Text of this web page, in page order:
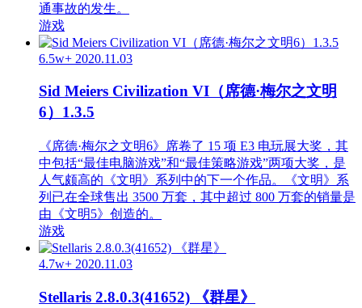
通事故的发生。
游戏
6.5w+ 2020.11.03
Sid Meiers Civilization VI（席德·梅尔之文明
6）1.3.5
《席德·梅尔之文明6》席卷了 15 项 E3 电玩展大奖，其
中包括“最佳电脑游戏”和“最佳策略游戏”两项大奖，是
人气颇高的《文明》系列中的下一个作品。《文明》系
列已在全球售出 3500 万套，其中超过 800 万套的销量是
由《文明5》创造的。
游戏
4.7w+ 2020.11.03
Stellaris 2.8.0.3(41652) 《群星》